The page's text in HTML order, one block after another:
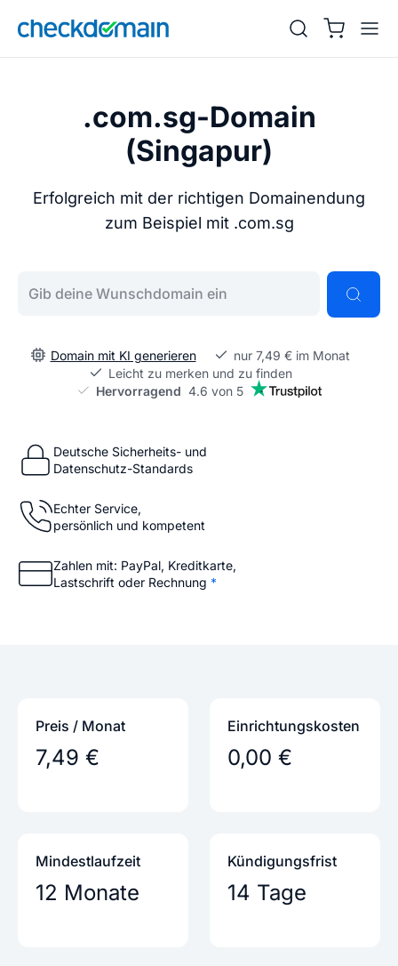
.com.sg-Domain
(Singapur)
Erfolgreich mit der richtigen Domainendung
zum Beispiel mit .com.sg
Domain mit KI generieren
nur 7,49 € im Monat
Leicht zu merken und zu finden
Hervorragend 4.6 von 5
Deutsche Sicherheits- und
Datenschutz-Standards
Echter Service,
persönlich und kompetent
Zahlen mit: PayPal, Kreditkarte,
Lastschrift oder Rechnung *
Preis / Monat
7,49 €
Einrichtungs­kosten
0,00 €
Mindestlaufzeit
12 Monate
Kündigungs­frist
14 Tage